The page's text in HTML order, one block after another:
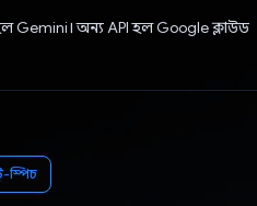
Gemini। অন্য API হল Google ক্লাউড
স্পিচ